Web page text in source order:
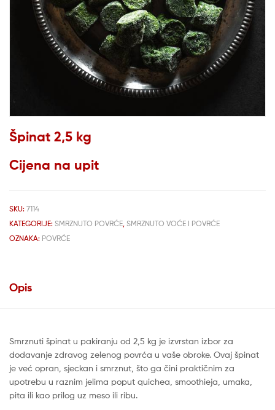
Špinat 2,5 kg
Cijena na upit
SKU: 7114
KATEGORIJE: SMRZNUTO POVRĆE, SMRZNUTO VOĆE I POVRĆE
OZNAKA: POVRĆE
Opis
Smrznuti špinat u pakiranju od 2,5 kg je izvrstan izbor za
dodavanje zdravog zelenog povrća u vaše obroke. Ovaj špinat
je već opran, sjeckan i smrznut, što ga čini praktičnim za
upotrebu u raznim jelima poput quichea, smoothieja, umaka,
pita ili kao prilog uz meso ili ribu.